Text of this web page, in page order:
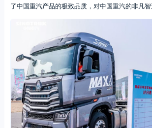
了中国重汽产品的极致品质，对中国重汽的非凡智